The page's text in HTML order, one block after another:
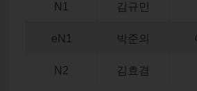
N1 김규민
eN1 박준의
N2 김효겸